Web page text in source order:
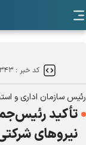
کد خبر :
رئیس سازمان اداری و
تأکید
نیرو‌های